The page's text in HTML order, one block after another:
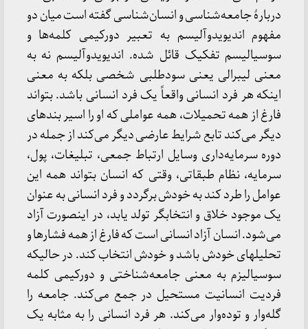
دربارۀ جامعه‌شناسی و انسان‌شناسی گفته است میان دو
مفهوم اندیویدوآلیسم به تعبیر دورکیمی کلمه‌ها و
سوسیالیسم تفکیک قائل شده. اندیویدوآلیسم نه به
معنی لیبرالی یعنی سودطلبی شخصی بلکه به معنی
اینکه هر فرد انسانی واقعاً یک فرد انسانی باشد. بتواند
فارغ از همه تحمیلات، همه عواملی که او را اسیر بندهای
دیگر می‌کند تابع شرایط عارضی دیگر می‌کند از جمله در
دوره سرمایه‌داری وسایل ارتباط جمعی، تبلیغات، پول،
سرمایه، نظام طبقاتی، وقتی که انسان بتواند همه این
عوامل را طرد کند به خودش برگردد و فرد انسانی به عنوان
یک موجود خلاق و انتخابگر تولد یابد، در اینصورت آزاد
می‌شود. انسان آزاد انسانی است که فارغ از همه فشارها و
تحلیلهای خودش باشد و خودش انتخاب کند. در حالیکه
سوسیالیزم به معنی جامعه‌شناختی و دورکیمی کلمه
فردیت انسانیت مستحیل در جمع می‌کند. جامعه را
گله‌وار و توده‌وار می‌کند. هر فرد انسانی را به مثابه یک